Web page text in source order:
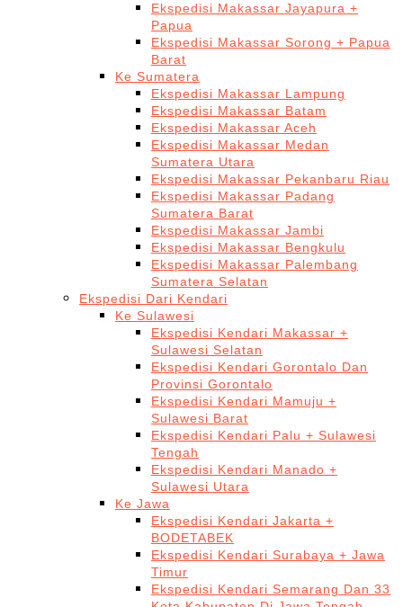
Ekspedisi Makassar Jayapura +
Papua
Ekspedisi Makassar Sorong + Papua
Barat
Ke Sumatera
Ekspedisi Makassar Lampung
Ekspedisi Makassar Batam
Ekspedisi Makassar Aceh
Ekspedisi Makassar Medan
Sumatera Utara
Ekspedisi Makassar Pekanbaru Riau
Ekspedisi Makassar Padang
Sumatera Barat
Ekspedisi Makassar Jambi
Ekspedisi Makassar Bengkulu
Ekspedisi Makassar Palembang
Sumatera Selatan
Ekspedisi Dari Kendari
Ke Sulawesi
Ekspedisi Kendari Makassar +
Sulawesi Selatan
Ekspedisi Kendari Gorontalo Dan
Provinsi Gorontalo
Ekspedisi Kendari Mamuju +
Sulawesi Barat
Ekspedisi Kendari Palu + Sulawesi
Tengah
Ekspedisi Kendari Manado +
Sulawesi Utara
Ke Jawa
Ekspedisi Kendari Jakarta +
BODETABEK
Ekspedisi Kendari Surabaya + Jawa
Timur
Ekspedisi Kendari Semarang Dan 33